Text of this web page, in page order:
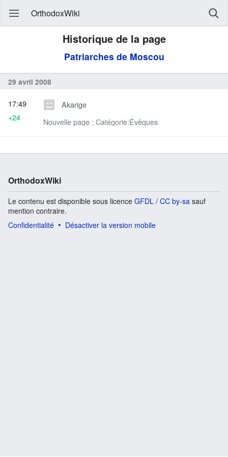
OrthodoxWiki
Historique de la page
Patriarches de Moscou
29 avril 2008
Akarige
Nouvelle page : Catégorie:Évêques
17:49
+24
OrthodoxWiki
Le contenu est disponible sous licence GFDL / CC by-sa sauf
mention contraire.
Confidentialité
Désactiver la version mobile